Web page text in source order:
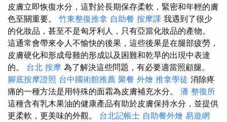
皮膚立即恢復水分，這對於長期保存柔軟，緊密和年輕的膚
色至關重要。 竹東整復推拿 自助餐 按摩課 我遇到了很少
的化妝品，甚至不是匈牙利人，只有亞當化妝品的產物。
這通常會帶來令人不愉快的後果，這些後果是在腿部疲勞，
皮膚硬化和形成母雞的形成以及困難和乾旱的出現中表達
的。 台北 按摩 為了解決這些問題，有必要適當照顧腿。
腳底按摩證照 台中國術館推薦 聚餐 外燴 推拿學徒 消除疼
痛的一種方法是用特殊的面霜為皮膚補充水分。 潘 整復所
這種含有乳木果油的健康產品有助於皮膚保持水分，並提供
更柔軟，更美味的外觀。 台北記帳士 自助餐外燴 易遊網